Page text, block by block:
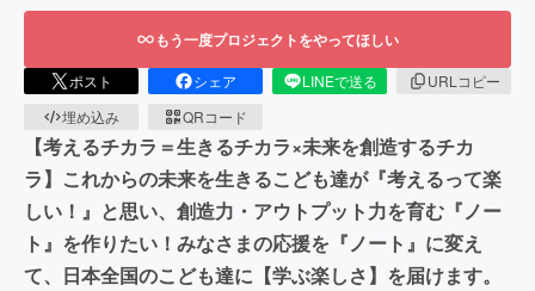
もう一度プロジェクトをやってほしい
ポスト シェア LINEで送る
URLコピー
埋め込み
QRコード
【考えるチカラ＝生きるチカラ×未来を創造するチカ
ラ】これからの未来を生きるこども達が『考えるって楽
しい！』と思い、創造力・アウトプット力を育む『ノー
ト』を作りたい！みなさまの応援を『ノート』に変え
て、日本全国のこども達に【学ぶ楽しさ】を届けます。